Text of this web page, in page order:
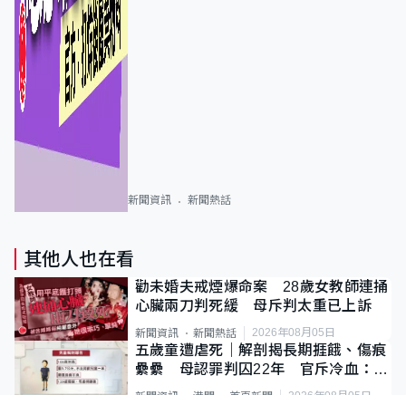
新聞資訊 新聞熱話
其他人也在看
勸未婚夫戒煙爆命案 28歲女教師連捅
心臟兩刀判死緩 母斥判太重已上訴
新聞資訊 新聞熱話 2026年08月05日
五歲童遭虐死｜解剖揭長期捱餓、傷痕
纍纍 母認罪判囚22年 官斥冷血：同
類案最惡劣